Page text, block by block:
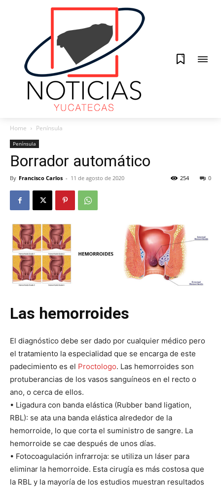
0
Home Península
Península
Borrador automático
By Francisco Carlos - 11 de agosto de 2020 0
254
Las hemorroides
El diagnóstico debe ser dado por cualquier médico pero
el tratamiento la especialidad que se encarga de este
padecimiento es el Proctologo. Las hemorroides son
protuberancias de los vasos sanguíneos en el recto o
ano, o cerca de ellos.
• Ligadura con banda elástica (Rubber band ligation,
RBL): se ata una banda elástica alrededor de la
hemorroide, lo que corta el suministro de sangre. La
hemorroide se cae después de unos días.
• Fotocoagulación infrarroja: se utiliza un láser para
eliminar la hemorroide. Esta cirugía es más costosa que
la RBL y la mayoría de los estudios muestran resultados